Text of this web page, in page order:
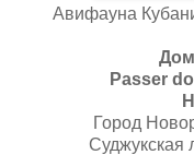
Авифауна
Passer
Город
Суджукская